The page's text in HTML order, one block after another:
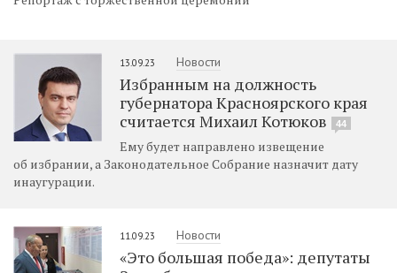
13.09.23 Новости
Избранным на должность
губернатора Красноярского края
считается Михаил Котюков
44
Ему будет направлено извещение
об избрании, а Законодательное Собрание назначит дату
инаугурации.
11.09.23 Новости
«Это большая победа»: депутаты